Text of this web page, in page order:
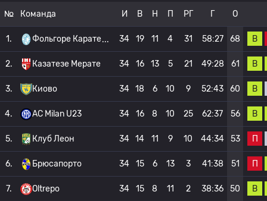
№ Команда И В Н П РГ Г О
1. Фольгоре Карате 34 19 11 4 31 58:27 68 В
2. Казатезе Мерате 34 16 13 5 21 49:28 61 В
3. Киово 34 18 6 10 9 52:43 60 В
4. AC Milan U23 34 16 8 10 25 62:37 56 В
5. Клуб Леон 34 14 11 9 10 44:34 53 П
6. Брюсапорто 34 15 6 13 3 41:38 51 П
7. Oltrepo 34 15 8 11 2 38:36 50 В